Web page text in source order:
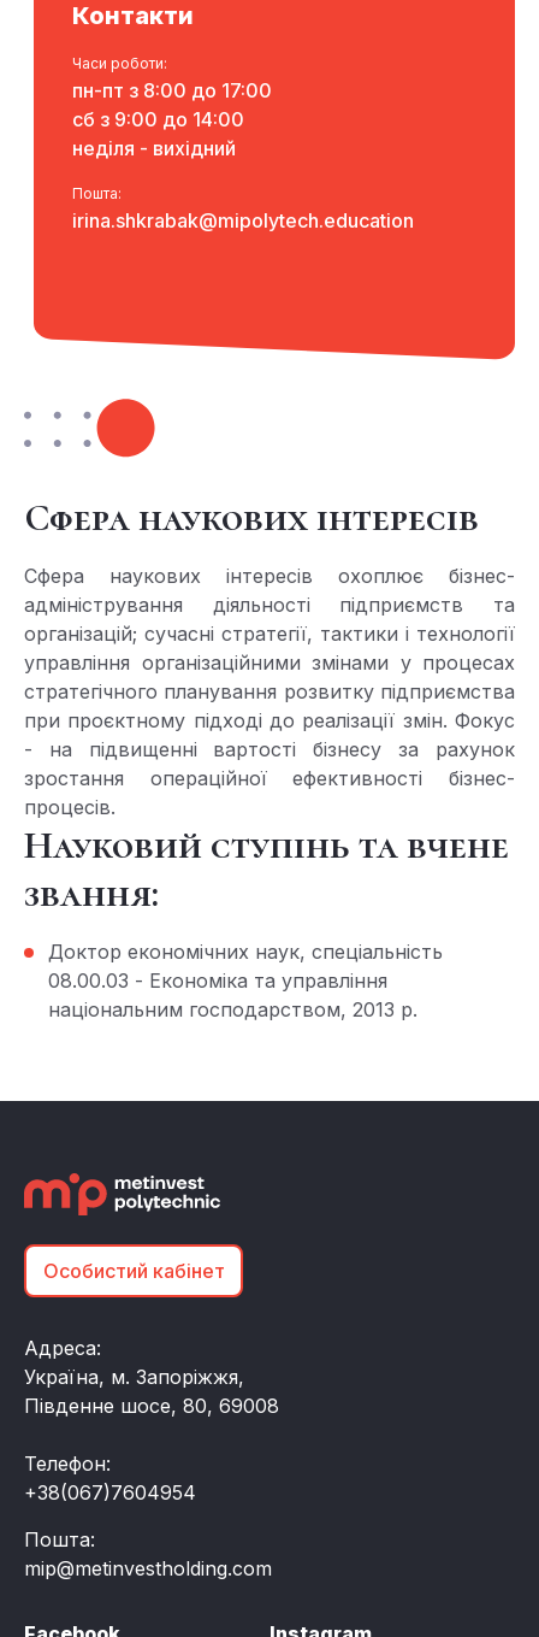
Контакти
Часи роботи:
пн-пт з 8:00 до 17:00
сб з 9:00 до 14:00
неділя - вихідний
Пошта:
irina.shkrabak@mipolytech.education
Сфера наукових інтересів
Сфера наукових інтересів охоплює бізнес-
адміністрування діяльності підприємств та
організацій; сучасні стратегії, тактики і технології
управління організаційними змінами у процесах
стратегічного планування розвитку підприємства
при проєктному підході до реалізації змін. Фокус
- на підвищенні вартості бізнесу за рахунок
зростання операційної ефективності бізнес-
процесів.
Науковий ступінь та вчене
звання:
Доктор економічних наук, спеціальність
08.00.03 - Економіка та управління
національним господарством, 2013 р.
Особистий кабінет
Адреса:
Україна, м. Запоріжжя,
Південне шосе, 80, 69008
Телефон:
+38(067)7604954
Пошта:
mip@metinvestholding.com